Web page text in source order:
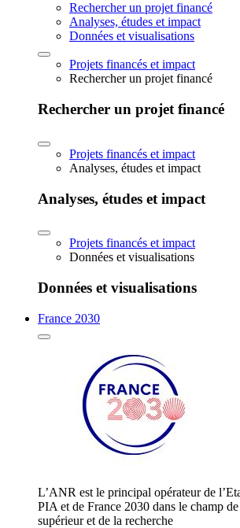
Rechercher un projet financé
Analyses, études et impact
Données et visualisations
Projets financés et impact
Rechercher un projet financé
Rechercher un projet financé
Projets financés et impact
Analyses, études et impact
Analyses, études et impact
Projets financés et impact
Données et visualisations
Données et visualisations
France 2030
L’ANR est le principal opérateur de
PIA et de France 2030 dans le champ
supérieur et de la recherche